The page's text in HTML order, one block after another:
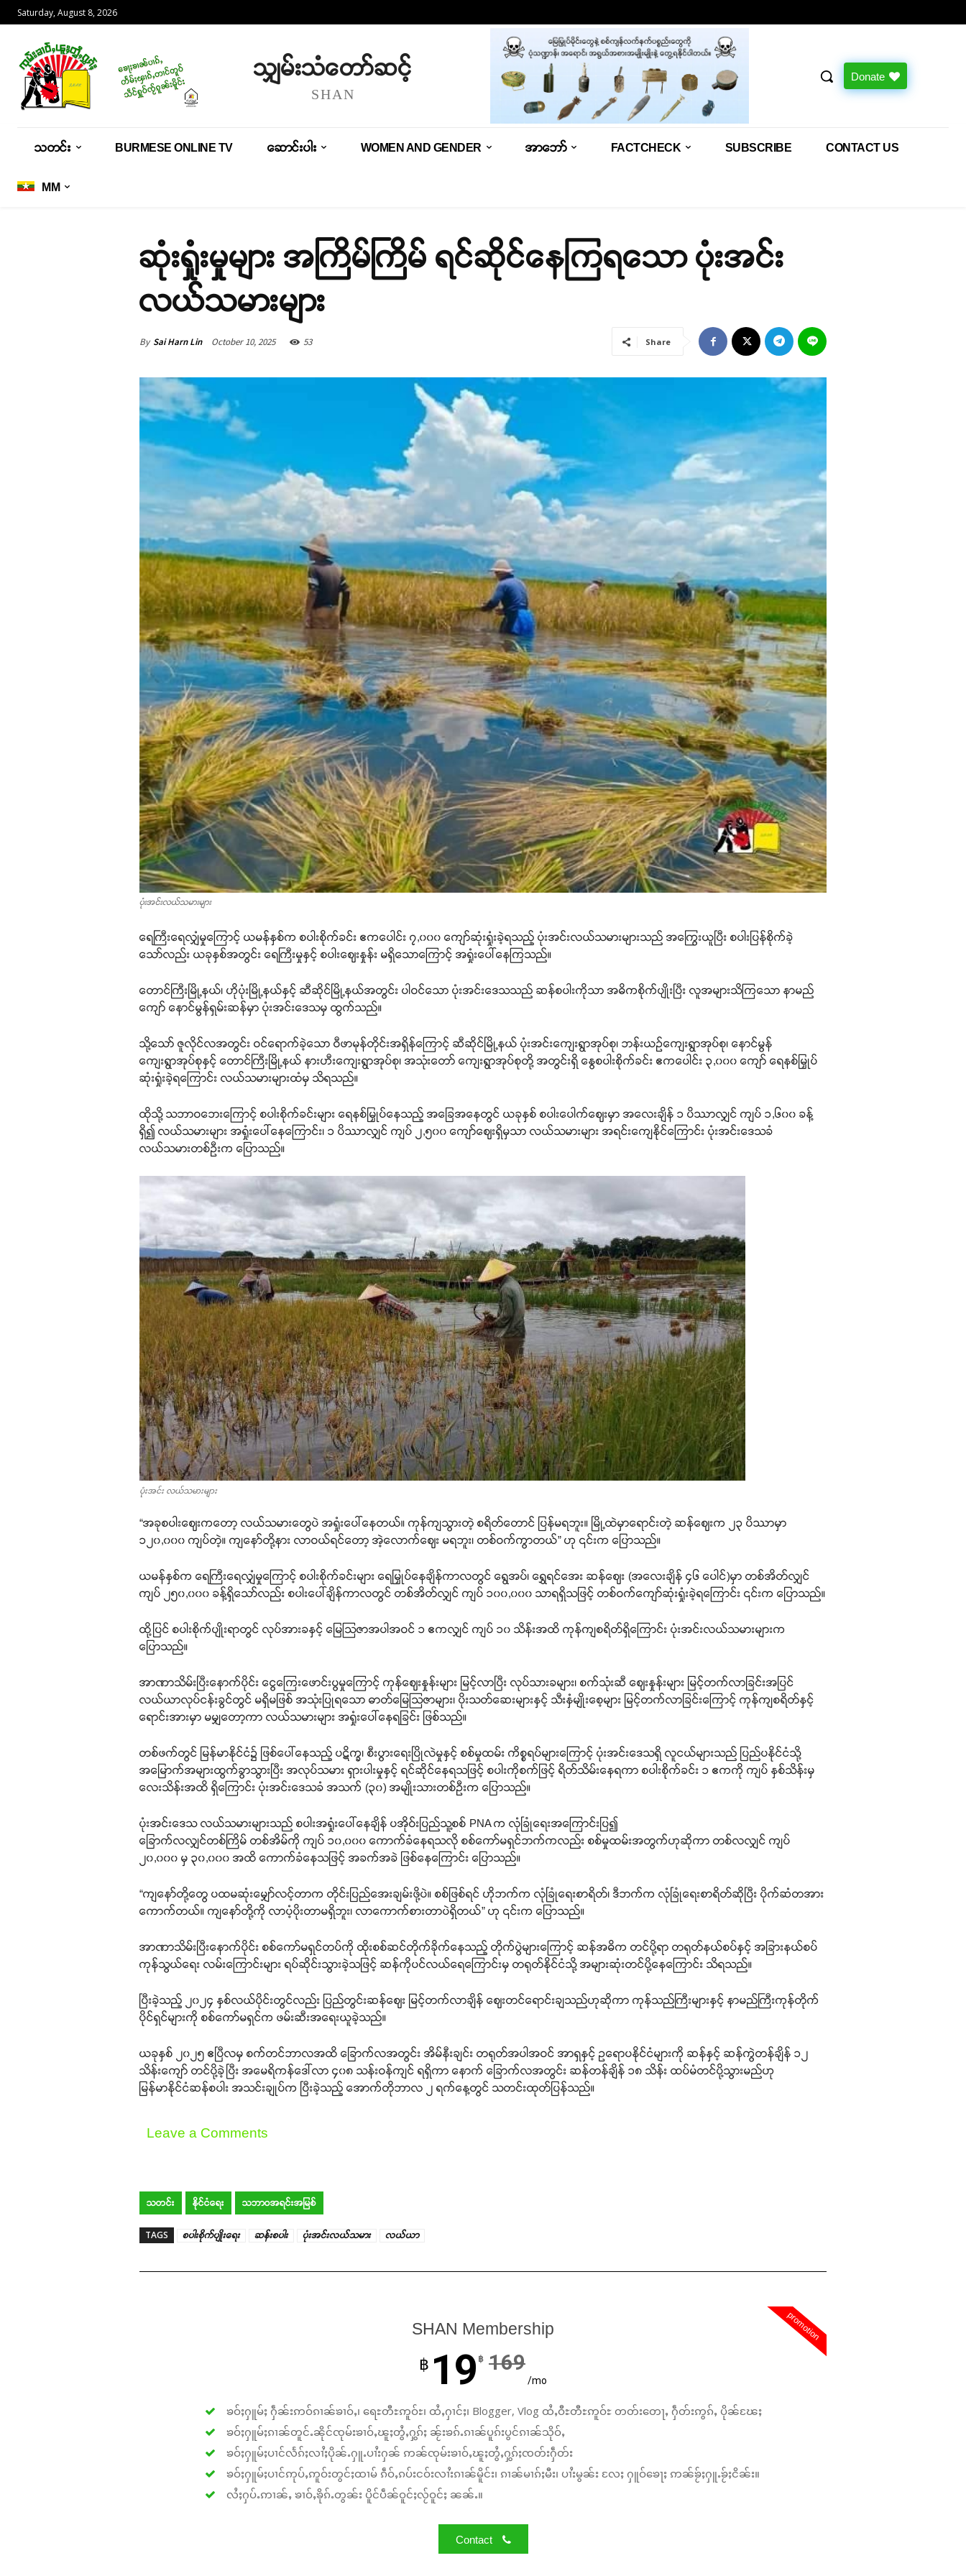
Saturday, August 8, 2026
သျှမ်းသံတော်ဆင့်
SHAN
Donate
သတင်း BURMESE ONLINE TV ဆောင်းပါး WOMEN AND GENDER အာဘော် FACTCHECK SUBSCRIBE CONTACT US
MM
ဆုံးရှုံးမှုများ အကြိမ်ကြိမ် ရင်ဆိုင်နေကြရသော ပုံးအင်း
လယ်သမားများ
By Sai Harn Lin October 10, 2025 53 Share
ပုံးအင်းလယ်သမားများ
ရေကြီးရေလျှံမှုကြောင့် ယမန်နှစ်က စပါးစိုက်ခင်း ဧကပေါင်း ၇,၀၀၀ ကျော်ဆုံးရှုံးခဲ့ရသည့် ပုံးအင်းလယ်သမားများသည် အကြွေးယူပြီး စပါးပြန်စိုက်ခဲ့
သော်လည်း ယခုနှစ်အတွင်း ရေကြီးမှုနှင့် စပါးဈေးနှုန်း မရှိသောကြောင့် အရှုံးပေါ်နေကြသည်။
တောင်ကြီးမြို့နယ်၊ ဟိုပုံးမြို့နယ်နှင့် ဆီဆိုင်မြို့နယ်အတွင်း ပါဝင်သော ပုံးအင်းဒေသသည် ဆန်စပါးကိုသာ အဓိကစိုက်ပျိုးပြီး လူအများသိကြသော နာမည်
ကျော် နောင်မွန်ရှမ်းဆန်မှာ ပုံးအင်းဒေသမှ ထွက်သည်။
သို့သော် ဇူလိုင်လအတွင်း ဝင်ရောက်ခဲ့သော ဝီဖာမုန်တိုင်းအရှိန်ကြောင့် ဆီဆိုင်မြို့နယ် ပုံးအင်းကျေးရွာအုပ်စု၊ ဘန်းယဉ်ကျေးရွာအုပ်စု၊ နောင်မွန်
ကျေးရွာအုပ်စုနှင့် တောင်ကြီးမြို့နယ် နားဟီးကျေးရွာအုပ်စု၊ အသုံးတော် ကျေးရွာအုပ်စုတို့ အတွင်းရှိ နွေစပါးစိုက်ခင်း ဧကပေါင်း ၃,၀၀၀ ကျော် ရေနစ်မြှုပ်
ဆုံးရှုံးခဲ့ရကြောင်း လယ်သမားများထံမှ သိရသည်။
ထိုသို့ သဘာဝဘေးကြောင့် စပါးစိုက်ခင်းများ ရေနစ်မြှုပ်နေသည့် အခြေအနေတွင် ယခုနှစ် စပါးပေါက်ဈေးမှာ အလေးချိန် ၁ ပိဿာလျှင် ကျပ် ၁,၆၀၀ ခန့်
ရှိ၍ လယ်သမားများ အရှုံးပေါ်နေကြောင်း၊ ၁ ပိဿာလျှင် ကျပ် ၂,၅၀၀ ကျော်ဈေးရှိမှသာ လယ်သမားများ အရင်းကျေနိုင်ကြောင်း ပုံးအင်းဒေသခံ
လယ်သမားတစ်ဦးက ပြောသည်။
ပုံးအင်း လယ်သမားများ
“အခုစပါးဈေးကတော့ လယ်သမားတွေပဲ အရှုံးပေါ်နေတယ်။ ကုန်ကျသွားတဲ့ စရိတ်တောင် ပြန်မရဘူး။ မြို့ထဲမှာရောင်းတဲ့ ဆန်ဈေးက ၂၃ ပိဿာမှာ
၁၂၀,၀၀၀ ကျပ်တဲ့။ ကျနော်တို့နား လာဝယ်ရင်တော့ အဲ့လောက်ဈေး မရဘူး၊ တစ်ဝက်ကွာတယ်” ဟု ၎င်းက ပြောသည်။
ယမန်နှစ်က ရေကြီးရေလျှံမှုကြောင့် စပါးစိုက်ခင်းများ ရေမြှုပ်နေချိန်ကာလတွင် ရွေအပ်၊ ရွှေရင်အေး ဆန်ဈေး (အလေးချိန် ၄၆ ပေါင်)မှာ တစ်အိတ်လျှင်
ကျပ် ၂၅၀,၀၀၀ ခန့်ရှိသော်လည်း စပါးပေါ်ချိန်ကာလတွင် တစ်အိတ်လျှင် ကျပ် ၁၀၀,၀၀၀ သာရရှိသဖြင့် တစ်ဝက်ကျော်ဆုံးရှုံးခဲ့ရကြောင်း ၎င်းက ပြောသည်။
ထို့ပြင် စပါးစိုက်ပျိုးရာတွင် လုပ်အားခနှင့် မြေသြဇာအပါအဝင် ၁ ဧကလျှင် ကျပ် ၁၀ သိန်းအထိ ကုန်ကျစရိတ်ရှိကြောင်း ပုံးအင်းလယ်သမားများက
ပြောသည်။
အာဏာသိမ်းပြီးနောက်ပိုင်း ငွေကြေးဖောင်းပွမှုကြောင့် ကုန်ဈေးနှုန်းများ မြင့်လာပြီး လုပ်သားခများ၊ စက်သုံးဆီ ဈေးနှုန်းများ မြင့်တက်လာခြင်းအပြင်
လယ်ယာလုပ်ငန်းခွင်တွင် မရှိမဖြစ် အသုံးပြုရသော ဓာတ်မြေသြဇာများ၊ ပိုးသတ်ဆေးများနှင့် သီးနှံမျိုးစေ့များ မြင့်တက်လာခြင်းကြောင့် ကုန်ကျစရိတ်နှင့်
ရောင်းအားမှာ မမျှတော့ကာ လယ်သမားများ အရှုံးပေါ်နေရခြင်း ဖြစ်သည်။
တစ်ဖက်တွင် မြန်မာနိုင်ငံ၌ ဖြစ်ပေါ်နေသည့် ပဋိက္ခ၊ စီးပွားရေးပြိုလဲမှုနှင့် စစ်မှုထမ်း ကိစ္စရပ်များကြောင့် ပုံးအင်းဒေသရှိ လူငယ်များသည် ပြည်ပနိုင်ငံသို့
အမြောက်အများထွက်ခွာသွားပြီး အလုပ်သမား ရှားပါးမှုနှင့် ရင်ဆိုင်နေရသဖြင့် စပါးကိုစက်ဖြင့် ရိတ်သိမ်းနေရကာ စပါးစိုက်ခင်း ၁ ဧကကို ကျပ် နှစ်သိန်းမှ
လေးသိန်းအထိ ရှိကြောင်း ပုံးအင်းဒေသခံ အသက် (၃၀) အမျိုးသားတစ်ဦးက ပြောသည်။
ပုံးအင်းဒေသ လယ်သမားများသည် စပါးအရှုံးပေါ်နေချိန် ပအိုဝ်းပြည်သူ့စစ် PNA က လုံခြုံရေးအကြောင်းပြ၍
ခြောက်လလျှင်တစ်ကြိမ် တစ်အိမ်ကို ကျပ် ၁၀,၀၀၀ ကောက်ခံနေရသလို စစ်ကော်မရှင်ဘက်ကလည်း စစ်မှုထမ်းအတွက်ဟုဆိုကာ တစ်လလျှင် ကျပ်
၂၀,၀၀၀ မှ ၃၀,၀၀၀ အထိ ကောက်ခံနေသဖြင့် အခက်အခဲ ဖြစ်နေကြောင်း ပြောသည်။
“ကျနော်တို့တွေ ပထမဆုံးမျှော်လင့်တာက တိုင်းပြည်အေးချမ်းဖို့ပဲ။ စစ်ဖြစ်ရင် ဟိုဘက်က လုံခြုံရေးစာရိတ်၊ ဒီဘက်က လုံခြုံရေးစာရိတ်ဆိုပြီး ပိုက်ဆံတအား
ကောက်တယ်။ ကျနော်တို့ကို လာပံ့ပိုးတာမရှိဘူး၊ လာကောက်စားတာပဲရှိတယ်” ဟု ၎င်းက ပြောသည်။
အာဏာသိမ်းပြီးနောက်ပိုင်း စစ်ကော်မရှင်တပ်ကို ထိုးစစ်ဆင်တိုက်ခိုက်နေသည့် တိုက်ပွဲများကြောင့် ဆန်အဓိက တင်ပို့ရာ တရုတ်နယ်စပ်နှင့် အခြားနယ်စပ်
ကုန်သွယ်ရေး လမ်းကြောင်းများ ရပ်ဆိုင်းသွားခဲ့သဖြင့် ဆန်ကိုပင်လယ်ရေကြောင်းမှ တရုတ်နိုင်ငံသို့ အများဆုံးတင်ပို့နေကြောင်း သိရသည်။
ပြီးခဲ့သည့် ၂၀၂၄ နှစ်လယ်ပိုင်းတွင်လည်း ပြည်တွင်းဆန်ဈေး မြင့်တက်လာချိန် ဈေးတင်ရောင်းချသည်ဟုဆိုကာ ကုန်သည်ကြီးများနှင့် နာမည်ကြီးကုန်တိုက်
ပိုင်ရှင်များကို စစ်ကော်မရှင်က ဖမ်းဆီးအရေးယူခဲ့သည်။
ယခုနှစ် ၂၀၂၅ ဧပြီလမှ စက်တင်ဘာလအထိ ခြောက်လအတွင်း အိမ်နီးချင်း တရုတ်အပါအဝင် အာရှနှင့် ဥရောပနိုင်ငံများကို ဆန်နှင့် ဆန်ကွဲတန်ချိန် ၁၂
သိန်းကျော် တင်ပို့ခဲ့ပြီး အမေရိကန်ဒေါ်လာ ၄၀၈ သန်းဝန်ကျင် ရရှိကာ နောက် ခြောက်လအတွင်း ဆန်တန်ချိန် ၁၈ သိန်း ထပ်မံတင်ပို့သွားမည်ဟု
မြန်မာနိုင်ငံဆန်စပါး အသင်းချုပ်က ပြီးခဲ့သည့် အောက်တိုဘာလ ၂ ရက်နေ့တွင် သတင်းထုတ်ပြန်သည်။
Leave a Comments
သတင်း နိုင်ငံရေး သဘာဝအရင်းအမြစ်
TAGS စပါးစိုက်ပျိုးရေး ဆန်းစပါး ပုံးအင်းလယ်သမား လယ်ယာ
promotion
SHAN Membership
฿ 19 ฿ 169
/mo
ၶဝ်ႈႁူမ်ႈ ႁဵၼ်းဢဝ်ၵၢၼ်ၶၢဝ်ႇ၊ ရေႊတီႊဢူဝ်ႊ၊ ထႆႇႁၢင်ႈ၊ Blogger, Vlog ထႆႇဝီႊတီႊဢူဝ်ႊ တတ်းတေႃႇ ႁဵတ်းဢွၵ်ႇ ပိုၼ်ၽႄႈ
ၶဝ်ႈႁူမ်ႈၵၢၼ်တူင်ႉၼိုင်ၸုမ်းၶၢဝ်ႇၽူႈတွႆႇႁွၵ်ႈ ၼႂ်းၶၵ်ႉၵၢၼ်ပူၵ်းပွင်ၵၢၼ်သိုဝ်ႇ
ၶဝ်ႈႁူမ်ႈပၢင်လႅၵ်ႈလၢႆႈပိုၼ်ႉႁူႉပၢႆးႁၼ် ဢၼ်ၸုမ်းၶၢဝ်ႇၽူႈတွႆႇႁွၵ်ႈၸတ်းႁဵတ်း
ၶဝ်ႈႁူမ်ႈပၢင်ဢုပ်ႇဢူဝ်းတွင်ႈထၢမ် ၵဵဝ်ႇၵပ်းငဝ်းလၢႆးၵၢၼ်မိူင်း၊ ၵၢၼ်မၢၵ်ႈမီး၊ ပၢႆးမွၼ်း လႄႈ ႁူဝ်ၶေႃႈ ဢၼ်ၶႂ်ႈႁူႉၶႂ်ႈငိၼ်း။
လႆႈႁပ်ႉဢၢၼ်ႇ ၶၢဝ်ႇၶိုၵ်ႉတွၼ်း ပိူင်ပဵၼ်ဝူင်ႈလႂ်ဝူင်ႈ ၼၼ်ႉ။
Contact